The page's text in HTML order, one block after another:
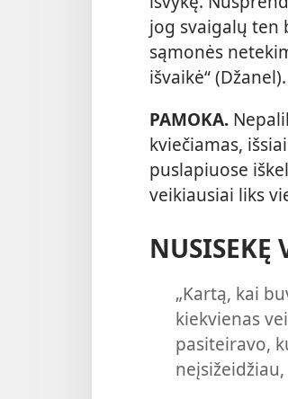
jog svaigalų ten
sąmonės
išvaikė“ (Džanel).
PAMOKA.
kviečiamas,
puslapiuose
veikiausiai liks
NUSISEKĘ
„Kartą, kai
kiekvienas
pasiteiravo,